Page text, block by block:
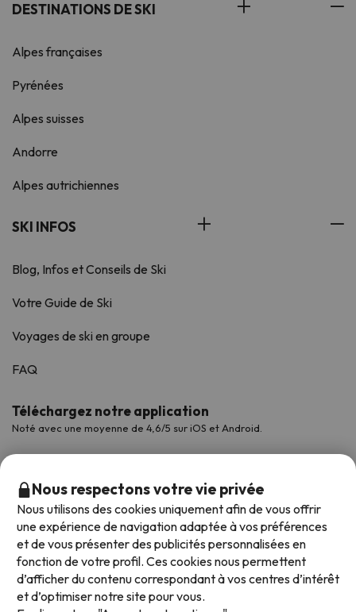
DESTINATIONS DE SKI
Alpes françaises
Pyrénées
Alpes suisses
Andorre
Alpes autrichiennes
SKI INFOS
Blog, Infos et Conseils de Ski
Votre Guide de Ski
Voyages de ski en groupe
FAQ
Téléchargez notre application
Noté avec une moyenne de 4,6/5 sur iOS et Android.
Modes de paiement disponibles
Nous respectons votre vie privée
Nous utilisons des cookies uniquement afin de vous offrir
une expérience de navigation adaptée à vos préférences
et de vous présenter des publicités personnalisées en
fonction de votre profil. Ces cookies nous permettent
d’afficher du contenu correspondant à vos centres d’intérêt
et d’optimiser notre site pour vous.